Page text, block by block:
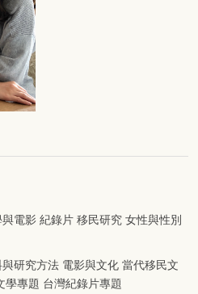
電影 紀錄片 移民研究 女性與性別
研究方法 電影與文化 當代移民文
專題 台灣紀錄片專題